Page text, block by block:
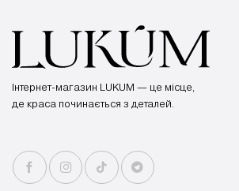
Інтернет-магазин LUKUM — це місце,
де краса починається з деталей.